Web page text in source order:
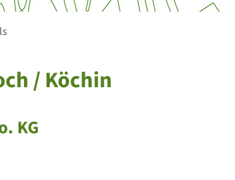
/ Köchin
KG